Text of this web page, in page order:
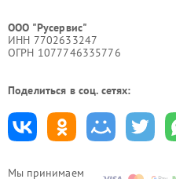
Мы принимаем
ООО "Русервис"
ИНН 7702633247
ОГРН 1077746335776
Поделиться в соц. сетях: